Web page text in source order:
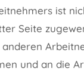
ist
Seite
und an die